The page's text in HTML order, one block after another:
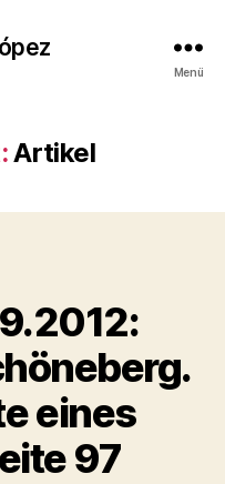
Menü
Artikel
eines
97